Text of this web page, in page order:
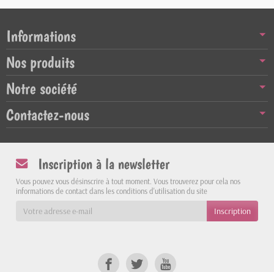
Informations
Nos produits
Notre société
Contactez-nous
Inscription à la newsletter
Vous pouvez vous désinscrire à tout moment. Vous trouverez pour cela nos
informations de contact dans les conditions d'utilisation du site